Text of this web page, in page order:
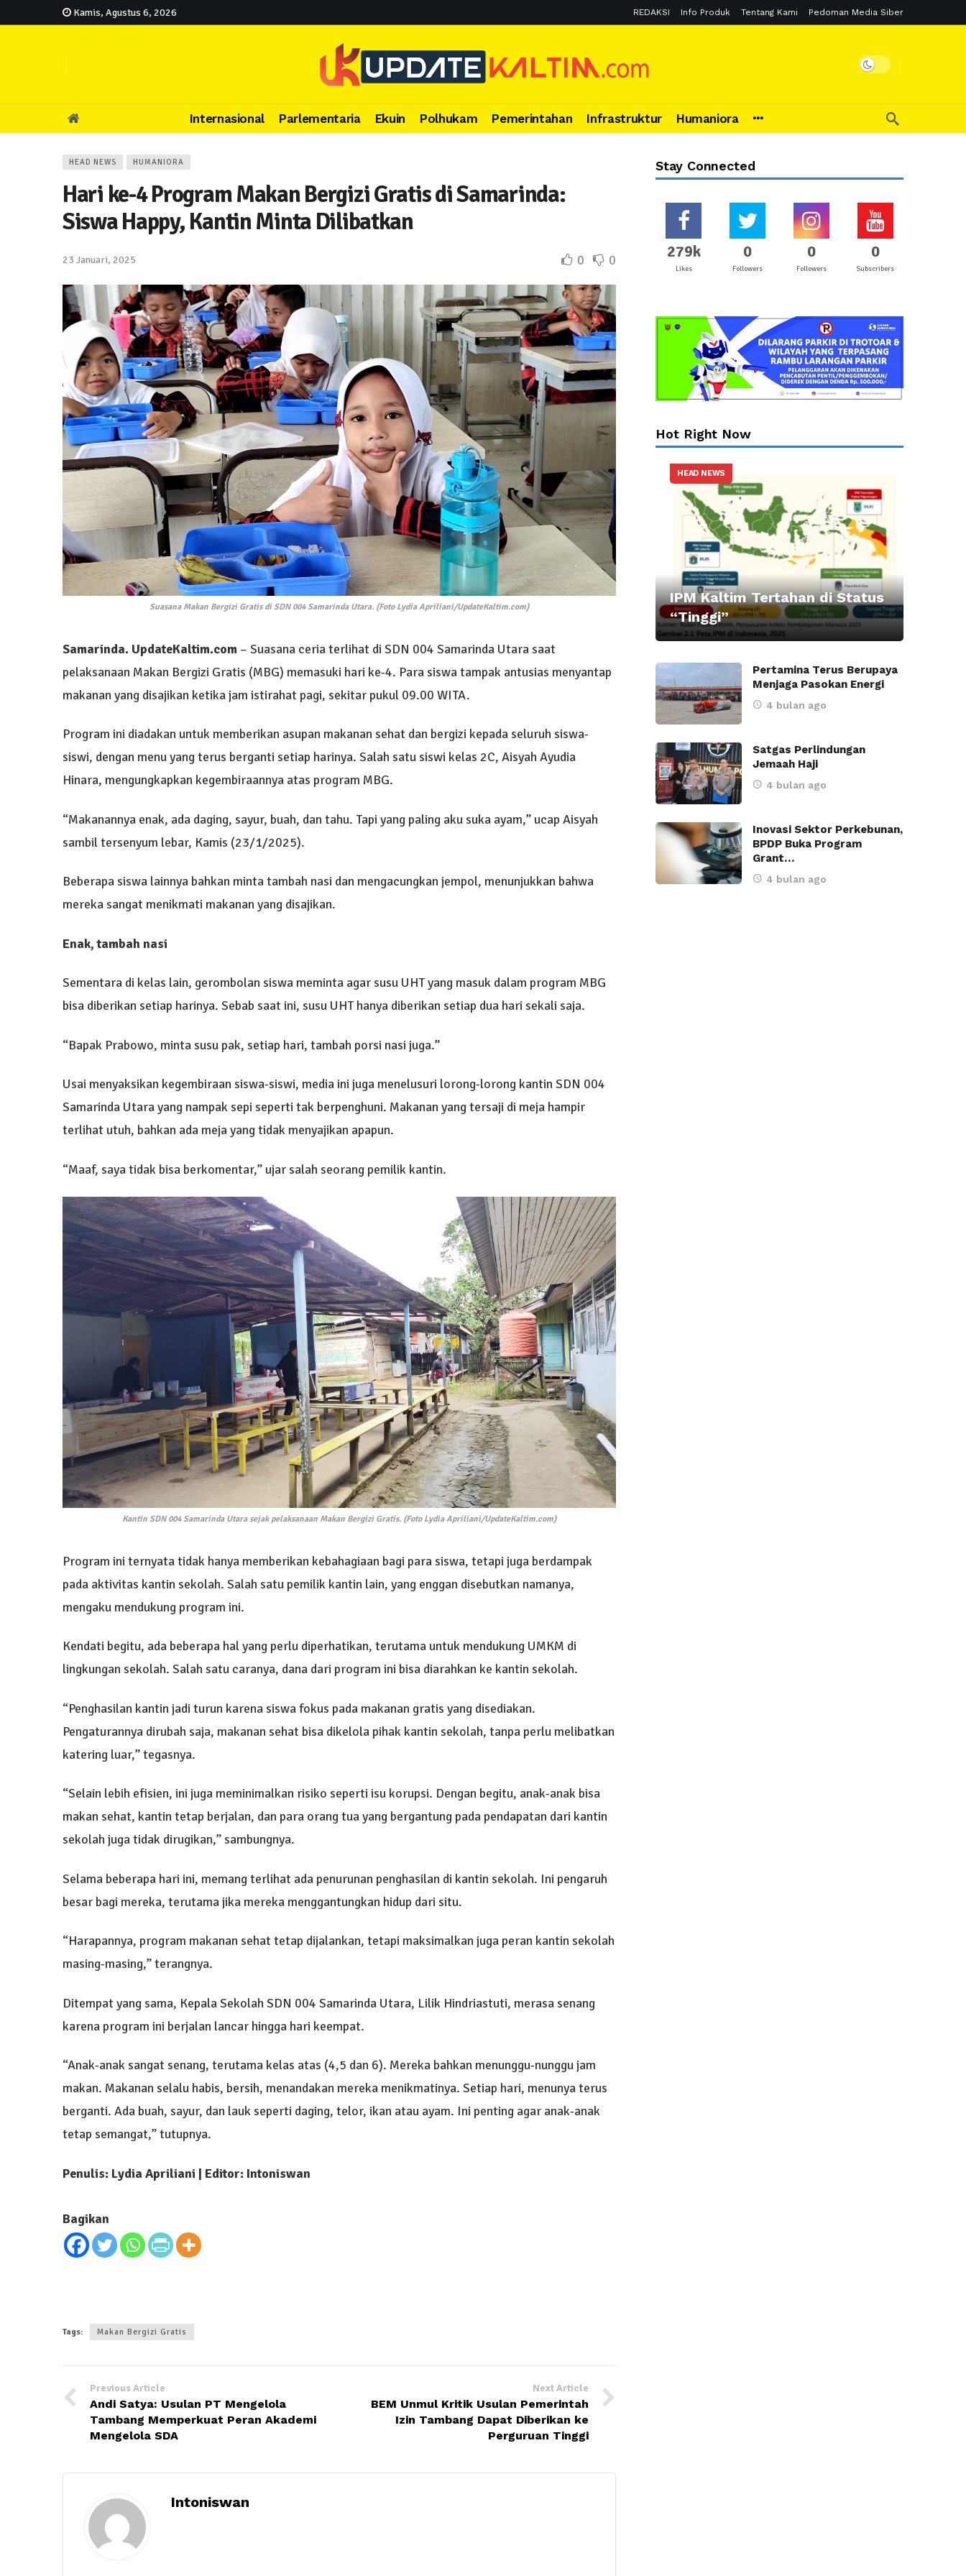
Kamis, Agustus 6, 2026 REDAKSI Info Produk Tentang Kami Pedoman Media Siber
Internasional Parlementaria Ekuin Polhukam Pemerintahan Infrastruktur Humaniora
HEAD NEWS HUMANIORA
Hari ke-4 Program Makan Bergizi Gratis di Samarinda:
Siswa Happy, Kantin Minta Dilibatkan
23 Januari, 2025 0 0
Suasana Makan Bergizi Gratis di SDN 004 Samarinda Utara. (Foto Lydia Apriliani/UpdateKaltim.com)
Samarinda. UpdateKaltim.com – Suasana ceria terlihat di SDN 004 Samarinda Utara saat
pelaksanaan Makan Bergizi Gratis (MBG) memasuki hari ke-4. Para siswa tampak antusias menyantap
makanan yang disajikan ketika jam istirahat pagi, sekitar pukul 09.00 WITA.
Program ini diadakan untuk memberikan asupan makanan sehat dan bergizi kepada seluruh siswa-
siswi, dengan menu yang terus berganti setiap harinya. Salah satu siswi kelas 2C, Aisyah Ayudia
Hinara, mengungkapkan kegembiraannya atas program MBG.
“Makanannya enak, ada daging, sayur, buah, dan tahu. Tapi yang paling aku suka ayam,” ucap Aisyah
sambil tersenyum lebar, Kamis (23/1/2025).
Beberapa siswa lainnya bahkan minta tambah nasi dan mengacungkan jempol, menunjukkan bahwa
mereka sangat menikmati makanan yang disajikan.
Enak, tambah nasi
Sementara di kelas lain, gerombolan siswa meminta agar susu UHT yang masuk dalam program MBG
bisa diberikan setiap harinya. Sebab saat ini, susu UHT hanya diberikan setiap dua hari sekali saja.
“Bapak Prabowo, minta susu pak, setiap hari, tambah porsi nasi juga.”
Usai menyaksikan kegembiraan siswa-siswi, media ini juga menelusuri lorong-lorong kantin SDN 004
Samarinda Utara yang nampak sepi seperti tak berpenghuni. Makanan yang tersaji di meja hampir
terlihat utuh, bahkan ada meja yang tidak menyajikan apapun.
“Maaf, saya tidak bisa berkomentar,” ujar salah seorang pemilik kantin.
Kantin SDN 004 Samarinda Utara sejak pelaksanaan Makan Bergizi Gratis. (Foto Lydia Apriliani/UpdateKaltim.com)
Program ini ternyata tidak hanya memberikan kebahagiaan bagi para siswa, tetapi juga berdampak
pada aktivitas kantin sekolah. Salah satu pemilik kantin lain, yang enggan disebutkan namanya,
mengaku mendukung program ini.
Kendati begitu, ada beberapa hal yang perlu diperhatikan, terutama untuk mendukung UMKM di
lingkungan sekolah. Salah satu caranya, dana dari program ini bisa diarahkan ke kantin sekolah.
“Penghasilan kantin jadi turun karena siswa fokus pada makanan gratis yang disediakan.
Pengaturannya dirubah saja, makanan sehat bisa dikelola pihak kantin sekolah, tanpa perlu melibatkan
katering luar,” tegasnya.
“Selain lebih efisien, ini juga meminimalkan risiko seperti isu korupsi. Dengan begitu, anak-anak bisa
makan sehat, kantin tetap berjalan, dan para orang tua yang bergantung pada pendapatan dari kantin
sekolah juga tidak dirugikan,” sambungnya.
Selama beberapa hari ini, memang terlihat ada penurunan penghasilan di kantin sekolah. Ini pengaruh
besar bagi mereka, terutama jika mereka menggantungkan hidup dari situ.
“Harapannya, program makanan sehat tetap dijalankan, tetapi maksimalkan juga peran kantin sekolah
masing-masing,” terangnya.
Ditempat yang sama, Kepala Sekolah SDN 004 Samarinda Utara, Lilik Hindriastuti, merasa senang
karena program ini berjalan lancar hingga hari keempat.
“Anak-anak sangat senang, terutama kelas atas (4,5 dan 6). Mereka bahkan menunggu-nunggu jam
makan. Makanan selalu habis, bersih, menandakan mereka menikmatinya. Setiap hari, menunya terus
berganti. Ada buah, sayur, dan lauk seperti daging, telor, ikan atau ayam. Ini penting agar anak-anak
tetap semangat,” tutupnya.
Penulis: Lydia Apriliani | Editor: Intoniswan
Bagikan
Tags: Makan Bergizi Gratis
Previous Article
Andi Satya: Usulan PT Mengelola
Tambang Memperkuat Peran Akademi
Mengelola SDA
Next Article
BEM Unmul Kritik Usulan Pemerintah
Izin Tambang Dapat Diberikan ke
Perguruan Tinggi
Intoniswan
Stay Connected
279k
Likes
0
Followers
0
Followers
0
Subscribers
Hot Right Now
HEAD NEWS
IPM Kaltim Tertahan di Status
“Tinggi”
Pertamina Terus Berupaya
Menjaga Pasokan Energi
4 bulan ago
Satgas Perlindungan
Jemaah Haji
4 bulan ago
Inovasi Sektor Perkebunan,
BPDP Buka Program
Grant…
4 bulan ago